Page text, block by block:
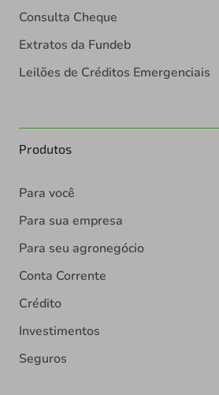
Consulta Cheque
Extratos da Fundeb
Leilões de Créditos Emergenciais
Produtos
Para você
Para sua empresa
Para seu agronegócio
Conta Corrente
Crédito
Investimentos
Seguros